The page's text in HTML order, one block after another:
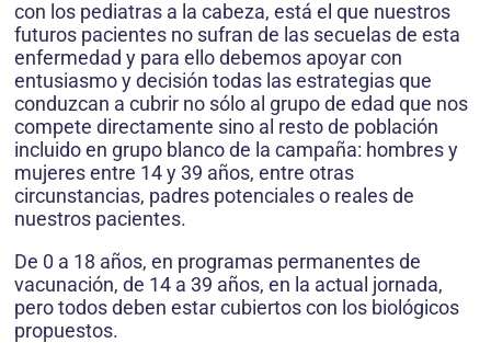
con los pediatras a la cabeza, está el que nuestros
futuros pacientes no sufran de las secuelas de esta
enfermedad y para ello debemos apoyar con
entusiasmo y decisión todas las estrategias que
conduzcan a cubrir no sólo al grupo de edad que nos
compete directamente sino al resto de población
incluido en grupo blanco de la campaña: hombres y
mujeres entre 14 y 39 años, entre otras
circunstancias, padres potenciales o reales de
nuestros pacientes.
De 0 a 18 años, en programas permanentes de
vacunación, de 14 a 39 años, en la actual jornada,
pero todos deben estar cubiertos con los biológicos
propuestos.